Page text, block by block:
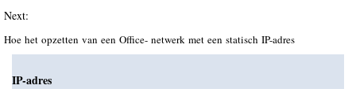
Next:
Hoe het opzetten van een Office- netwerk met een statisch IP-adres
IP-adres